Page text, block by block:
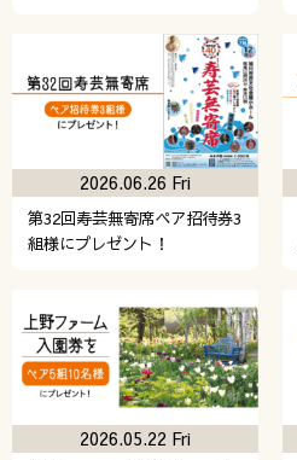
第32回寿芸無寄席ペア招待券3
組様にプレゼント！
2026.06.26 Fri
2026.05.22 Fri